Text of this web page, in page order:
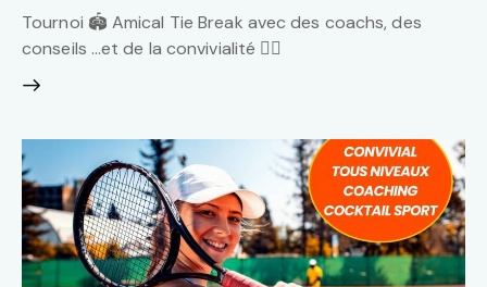
Tournoi 🏟️ Amical Tie Break avec des coachs, des
conseils …et de la convivialité 👯‍♀️